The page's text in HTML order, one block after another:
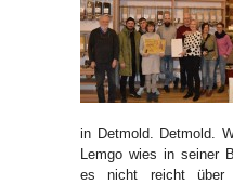
in Detmold. Detmold.
Lemgo wies in seiner
es nicht reicht über